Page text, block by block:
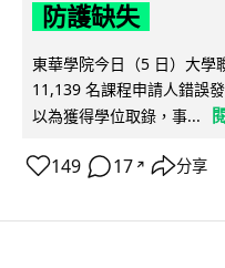
防護缺失
東華學院今日（5 日）大學
11,139 名課程申請人錯誤
以為獲得學位取錄，事...
149 17 ↗ 分享